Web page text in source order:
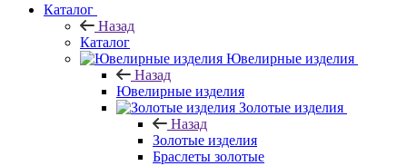
Каталог
Назад
Каталог
Ювелирные изделия
Назад
Ювелирные изделия
Золотые изделия
Назад
Золотые изделия
Браслеты золотые